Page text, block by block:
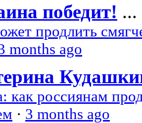
победит! ...
продлить
months ago
как россиянам
· 3 months ago